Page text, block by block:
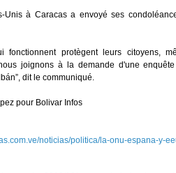
Unis à Caracas a envoyé ses
fonctionnent protègent leurs citoyens,
joignons à la demande d'une
dit le communiqué.
pour Bolivar Infos
noticias/politica/la-onu-espana-y-